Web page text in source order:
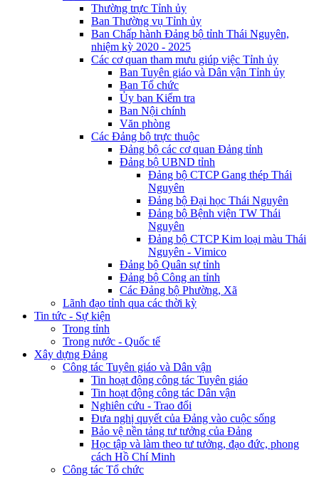
Thường trực Tỉnh ủy
Ban Thường vụ Tỉnh ủy
Ban Chấp hành Đảng bộ tỉnh Thái Nguyên,
nhiệm kỳ 2020 - 2025
Các cơ quan tham mưu giúp việc Tỉnh ủy
Ban Tuyên giáo và Dân vận Tỉnh ủy
Ban Tổ chức
Ủy ban Kiểm tra
Ban Nội chính
Văn phòng
Các Đảng bộ trực thuộc
Đảng bộ các cơ quan Đảng tỉnh
Đảng bộ UBND tỉnh
Đảng bộ CTCP Gang thép Thái
Nguyên
Đảng bộ Đại học Thái Nguyên
Đảng bộ Bệnh viện TW Thái
Nguyên
Đảng bộ CTCP Kim loại màu Thái
Nguyên - Vimico
Đảng bộ Quân sự tỉnh
Đảng bộ Công an tỉnh
Các Đảng bộ Phường, Xã
Lãnh đạo tỉnh qua các thời kỳ
Tin tức - Sự kiện
Trong tỉnh
Trong nước - Quốc tế
Xây dựng Đảng
Công tác Tuyên giáo và Dân vận
Tin hoạt động công tác Tuyên giáo
Tin hoạt động công tác Dân vận
Nghiên cứu - Trao đổi
Đưa nghị quyết của Đảng vào cuộc sống
Bảo vệ nền tảng tư tưởng của Đảng
Học tập và làm theo tư tưởng, đạo đức, phong
cách Hồ Chí Minh
Công tác Tổ chức